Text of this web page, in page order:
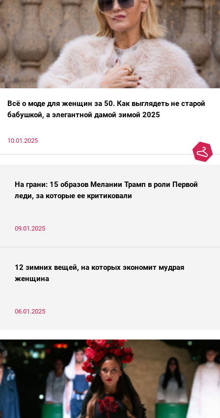
Всё о моде для женщин за 50. Как выглядеть не старой
бабушкой, а элегантной дамой зимой 2025
10.01.2025
На грани: 15 образов Мелании Трамп в роли Первой
леди, за которые ее критиковали
09.01.2025
12 зимних вещей, на которых экономит мудрая
женщина
06.01.2025